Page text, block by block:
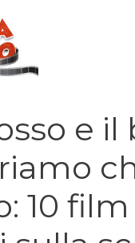
e il
10 film